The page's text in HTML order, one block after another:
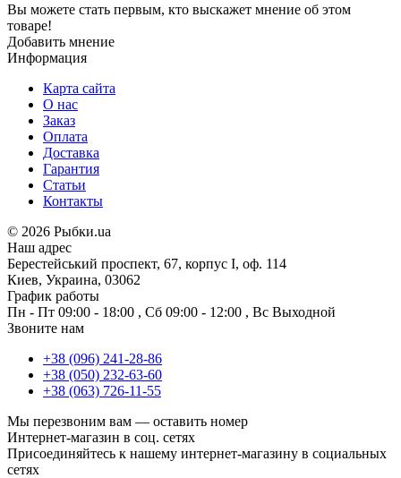
Вы можете стать первым, кто выскажет мнение об этом
товаре!
Добавить мнение
Информация
Карта сайта
О нас
Заказ
Оплата
Доставка
Гарантия
Статьи
Контакты
© 2026 Рыбки.ua
Наш адрес
Берестейський проспект, 67, корпус I, оф. 114
Киев, Украина, 03062
График работы
Пн - Пт 09:00 - 18:00 , Сб 09:00 - 12:00 , Вс Выходной
Звоните нам
+38 (096) 241-28-86
+38 (050) 232-63-60
+38 (063) 726-11-55
Мы перезвоним вам — оставить номер
Интернет-магазин в соц. сетях
Присоединяйтесь к нашему интернет-магазину в социальных
сетях